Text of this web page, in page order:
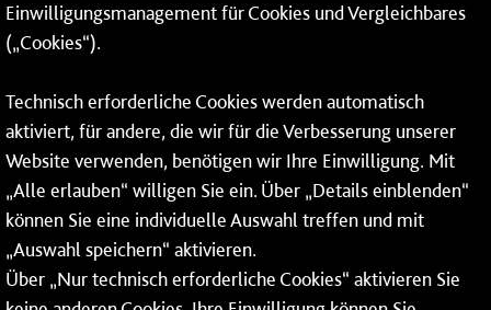
06131 – 12 77 77
Fax: 06131 – 12 66 66
* Montags bis freitags bis 7 und ab 18 Uhr sowie an
Wochenenden und Feiertagen ganztags werden Ihre
Anrufe je nach Themenauswahl an ein Callcenter des
RMV oder von nextbike weitergeleitet. Dort erhalten Sie
ausschließlich Auskünfte zum Fahrplan bzw. zu
meinRad.
Einwilligungsmanagement für Cookies und Vergleichbares
(„Cookies“).
Technisch erforderliche Cookies werden automatisch
aktiviert, für andere, die wir für die Verbesserung unserer
Website verwenden, benötigen wir Ihre Einwilligung. Mit
„Alle erlauben“ willigen Sie ein. Über „Details einblenden“
können Sie eine individuelle Auswahl treffen und mit
„Auswahl speichern“ aktivieren.
Über „Nur technisch erforderliche Cookies“ aktivieren Sie